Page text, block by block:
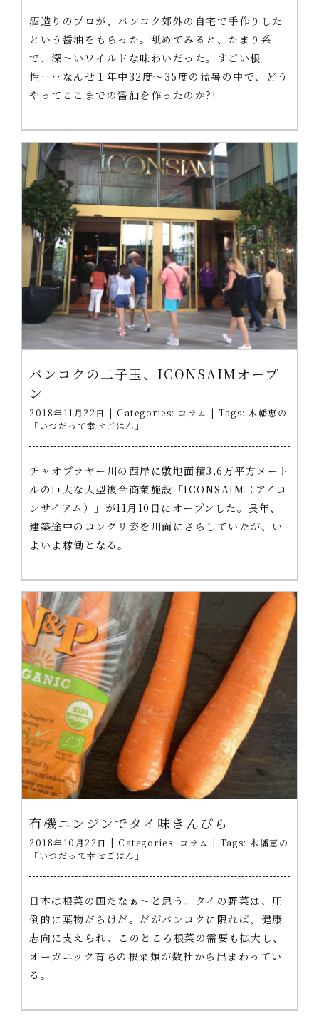
酒造りのプロが、バンコク郊外の自宅で手作りした
という醤油をもらった。舐めてみると、たまり系
で、深～いワイルドな味わいだった。すごい根
性‥‥なんせ１年中32度～35度の猛暑の中で、どう
やってここまでの醤油を作ったのか?!
バンコクの二子玉、ICONSAIMオープ
ン
2018年11月22日 | Categories: コラム | Tags: 木幡恵の
「いつだって幸せごはん」
チャオプラヤー川の西岸に敷地面積3,6万平方メート
ルの巨大な大型複合商業施設「ICONSAIM（アイコ
ンサイアム）」が11月10日にオープンした。長年、
建築途中のコンクリ姿を川面にさらしていたが、い
よいよ稼働となる。
有機ニンジンでタイ味きんぴら
2018年10月22日 | Categories: コラム | Tags: 木幡恵の
「いつだって幸せごはん」
日本は根菜の国だなぁ～と思う。タイの野菜は、圧
倒的に葉物だらけだ。だがバンコクに限れば、健康
志向に支えられ、このところ根菜の需要も拡大し、
オーガニック育ちの根菜類が数社から出まわってい
る。